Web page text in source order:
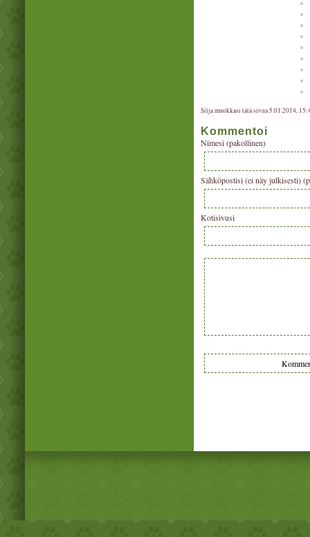
Silja muokkasi tätä sivua 5.01.2014,
Kommentoi
Nimesi (pakollinen)
Sähköpostisi (ei näy julkisesti)
Kotisivusi